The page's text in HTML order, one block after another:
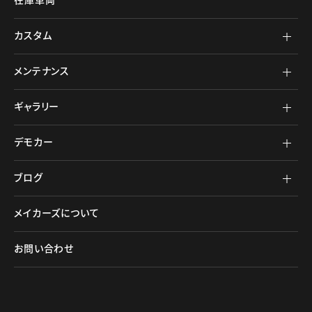
カスタム
メンテナンス
ギャラリー
デモカー
ブログ
メイカーズについて
お問い合わせ